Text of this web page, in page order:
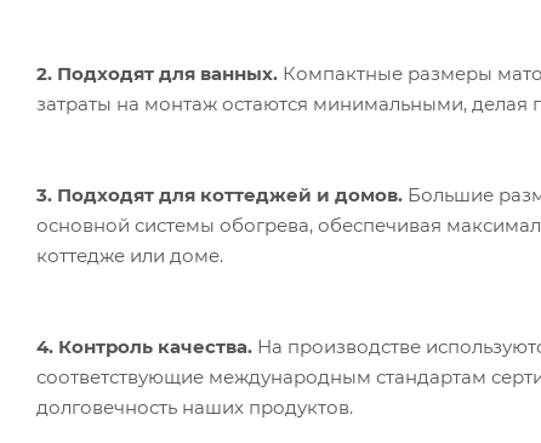
2. Подходят для ванных. Компактные размеры
затраты на монтаж остаются минимальными, делая
3. Подходят для коттеджей и домов. Большие
основной системы обогрева, обеспечивая
коттедже или доме.
4. Контроль качества. На производстве
соответствующие международным стандартам
долговечность наших продуктов.